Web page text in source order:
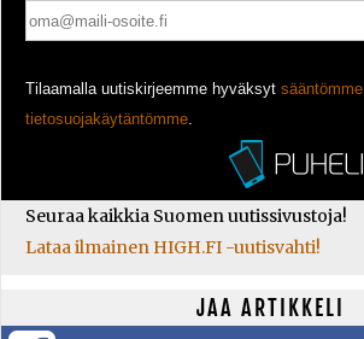
Tilaamalla uutiskirjeemme hyväksyt sääntömme
tietosuojakäytäntömme.
Seuraa kaikkia Suomen uutissivustoja!
Lataa ilmainen HIGH.FI -uutisvahti!
JAA ARTIKKELI